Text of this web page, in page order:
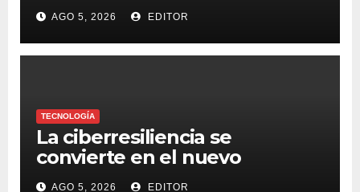
AGO 5, 2026 EDITOR
TECNOLOGÍA
La ciberresiliencia se
convierte en el nuevo
estándar para proteger a las
AGO 5, 2026 EDITOR